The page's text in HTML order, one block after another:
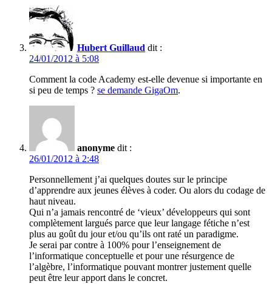
Hubert Guillaud dit :
24/01/2012 à 5:08
Comment la code Academy est-elle devenue si importante en
si peu de temps ? se demande GigaOm.
anonyme dit :
26/01/2012 à 2:48
Personnellement j’ai quelques doutes sur le principe
d’apprendre aux jeunes élèves à coder. Ou alors du codage de
haut niveau.
Qui n’a jamais rencontré de ‘vieux’ développeurs qui sont
complètement largués parce que leur langage fétiche n’est
plus au goût du jour et/ou qu’ils ont raté un paradigme.
Je serai par contre à 100% pour l’enseignement de
l’informatique conceptuelle et pour une résurgence de
l’algèbre, l’informatique pouvant montrer justement quelle
peut être leur apport dans le concret.